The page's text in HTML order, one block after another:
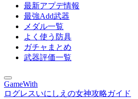
最新アプデ情報
最強Add武器
メダル一覧
よく使う防具
ガチャまとめ
武器評価一覧
GameWith
ログレスいにしえの女神攻略ガイド